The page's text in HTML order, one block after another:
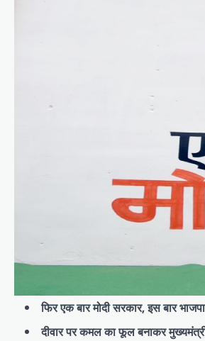
फिर एक बार मोदी सरकार, इस बार
दीवार पर कमल का फूल बनाकर